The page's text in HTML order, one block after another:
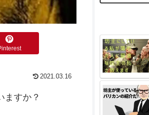
2021.03.16
ますか？